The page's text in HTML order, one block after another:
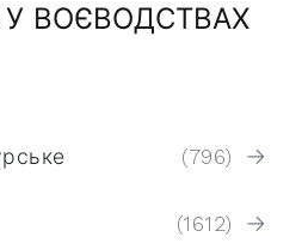
У ВОЄВОДСТВАХ
(796)
(1612)